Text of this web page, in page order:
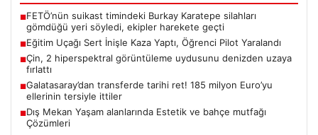
■FETÖ’nün suikast timindeki Burkay Karatepe silahları
gömdüğü yeri söyledi, ekipler harekete geçti
■Eğitim Uçağı Sert İnişle Kaza Yaptı, Öğrenci Pilot Yaralandı
■Çin, 2 hiperspektral görüntüleme uydusunu denizden uzaya
fırlattı
■Galatasaray’dan transferde tarihi ret! 185 milyon Euro’yu
ellerinin tersiyle ittiler
■Dış Mekan Yaşam alanlarında Estetik ve bahçe mutfağı
Çözümleri